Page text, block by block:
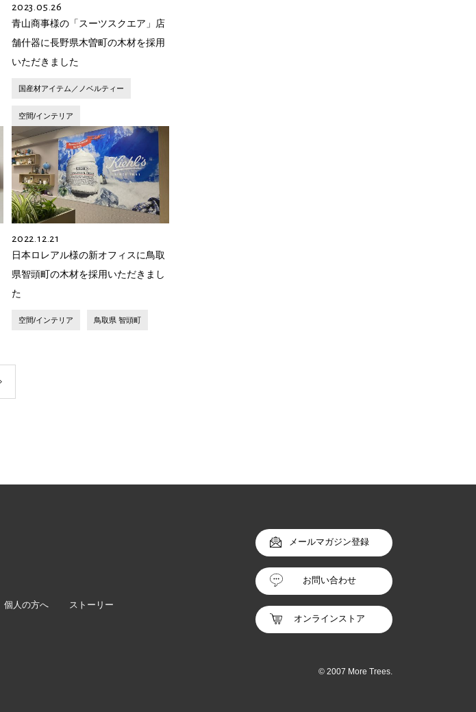
2023.05.26
青山商事様の「スーツスクエア」店
舗什器に長野県木曽町の木材を採用
いただきました
国産材アイテム／ノベルティー
空間/インテリア
2022.12.21
日本ロレアル様の新オフィスに鳥取
県智頭町の木材を採用いただきまし
た
空間/インテリア 鳥取県 智頭町
個人の方へ ストーリー
メールマガジン登録
お問い合わせ
オンラインストア
© 2007 More Trees.